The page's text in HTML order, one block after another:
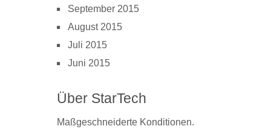
September 2015
August 2015
Juli 2015
Juni 2015
Über StarTech
Maßgeschneiderte Konditionen.